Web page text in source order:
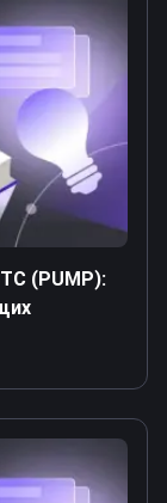
(PUMP):